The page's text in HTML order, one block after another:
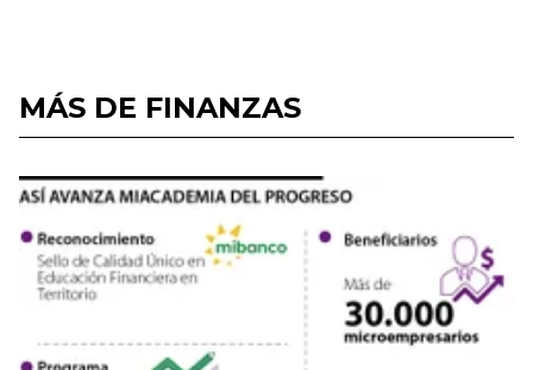
MÁS DE FINANZAS